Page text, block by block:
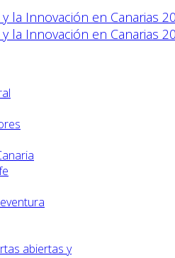
abiertas y